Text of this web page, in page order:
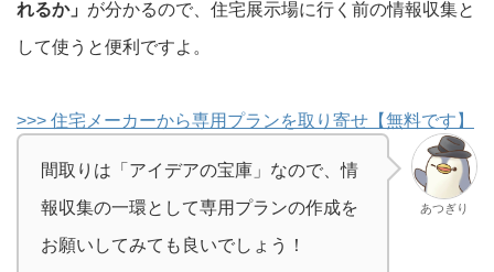
れるか」 が分かるので、住宅展示場に行く前の情報収集と
して使うと便利ですよ。
>>> 住宅メーカーから専用プランを取り寄せ【無料です】
間取りは「アイデアの宝庫」なので、情
報収集の一環として専用プランの作成を
お願いしてみても良いでしょう！
あつぎり